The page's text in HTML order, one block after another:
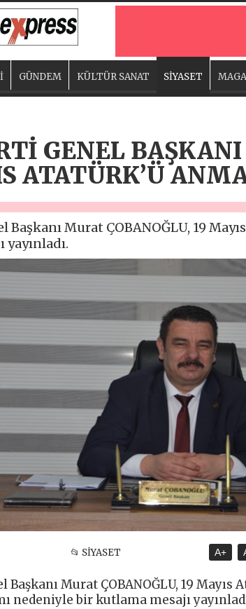
GÜNDEM KÜLTÜR SANAT SİYASET
GENEL
ATATÜRK’Ü
Başkanı Murat ÇOBANOĞLU, 19
📂 SİYASET A+
Başkanı Murat ÇOBANOĞLU, 19
nedeniyle bir kutlama mesajı